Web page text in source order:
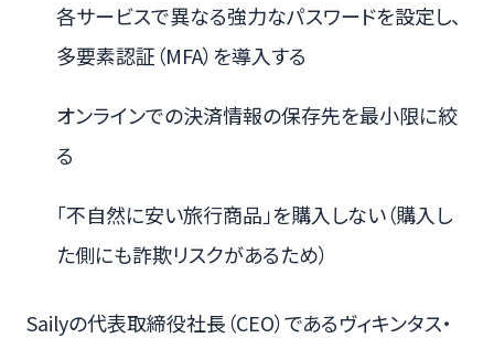
各サービスで異なる強力なパスワードを設定し、
多要素認証（MFA）を導入する
オンラインでの決済情報の保存先を最小限に絞
る
「不自然に安い旅行商品」を購入しない（購入し
た側にも詐欺リスクがあるため）
Sailyの代表取締役社長（CEO）であるヴィキンタス・